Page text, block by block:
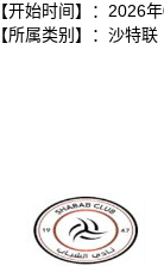
【开始时间】：2026
【所属类别】：沙特联